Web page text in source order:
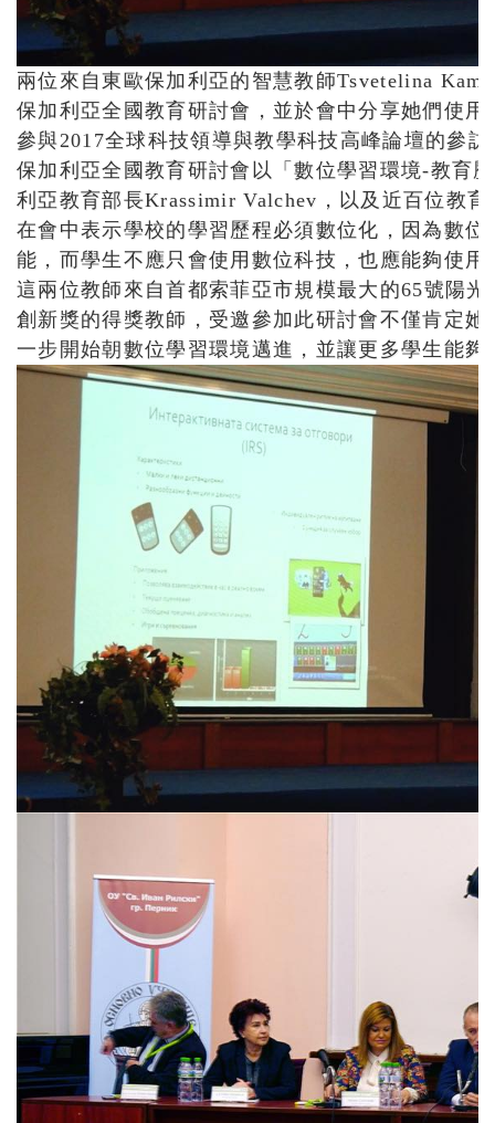
兩位來自東歐保加利亞的智慧教師Tsvetelina
保加利亞全國教育研討會，並於會中分享她們使
參與2017全球科技領導與教學科技高峰論壇的參訪
保加利亞全國教育研討會以「數位學習環境-教育
利亞教育部長Krassimir Valchev，以及近百位教
在會中表示學校的學習歷程必須數位化，因為數
能，而學生不應只會使用數位科技，也應能夠使用
這兩位教師來自首都索菲亞市規模最大的65號陽
創新獎的得獎教師，受邀參加此研討會不僅肯定
一步開始朝數位學習環境邁進，並讓更多學生能夠